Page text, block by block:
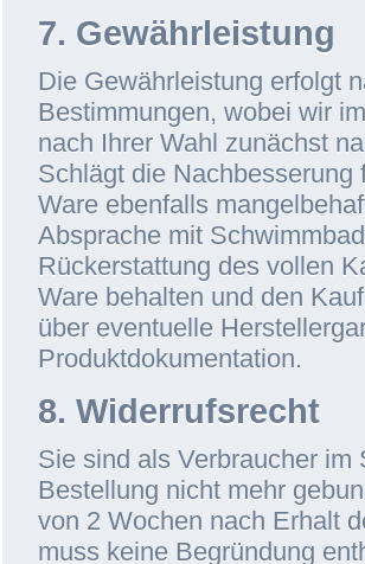
7. Gewährleistung
Die Gewährleistung erfolgt
Bestimmungen, wobei wir
nach Ihrer Wahl zunächst
Schlägt die
Ware ebenfalls
Absprache mit
Rückerstattung des vollen
Ware behalten und den
über eventuelle
Produktdokumentation.
8. Widerrufsrecht
Sie sind als Verbraucher
Bestellung nicht mehr
von 2 Wochen nach Erhalt
muss keine Begründung